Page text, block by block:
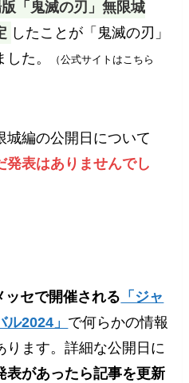
版「鬼滅の刃」無限城
したことが「鬼滅の刃」
た。
（公式サイトはこちら
城編の公開日について
発表はありませんでし
ッセで開催される 「ジャ
2024」 で何らかの情報
ります。詳細な公開日に
表があったら記事を更新